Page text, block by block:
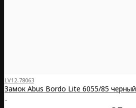
LV12-78063
Замок Abus Bordo Lite 6055/85 черный
..